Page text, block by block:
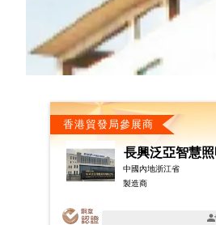
香港貿發局參展商
長興泛亞智慧
中國內地浙江省
製造商